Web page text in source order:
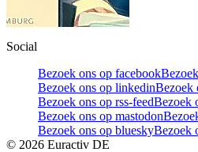
Social
Bezoek ons op facebook
Bezoek ons op linkedinBezoek
Bezoek ons op rss-feedBezoek
Bezoek ons op mastodon
Bezoek ons op blueskyBezoek
© 2026 Euractiv DE